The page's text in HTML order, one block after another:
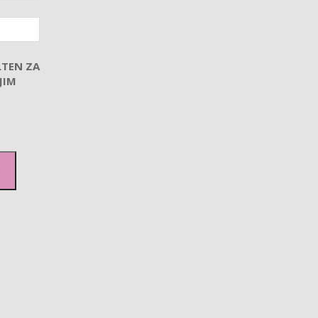
ZA